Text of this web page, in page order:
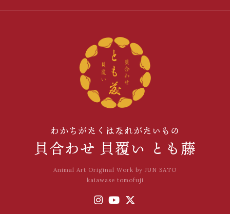
わかちがたくはなれがたいもの
貝合わせ 貝覆い とも藤
Animal Art Original Work by JUN SATO
kaiawase tomofuji